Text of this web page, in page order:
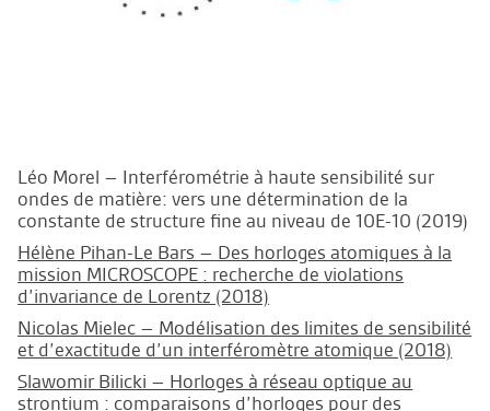
Léo Morel – Interférométrie à haute sensibilité sur
ondes de matière: vers une détermination de la
constante de structure fine au niveau de 10E-10 (2019)
Hélène Pihan-Le Bars – Des horloges atomiques à la
mission MICROSCOPE : recherche de violations
d’invariance de Lorentz (2018)
Nicolas Mielec – Modélisation des limites de sensibilité
et d’exactitude d’un interféromètre atomique (2018)
Slawomir Bilicki – Horloges à réseau optique au
strontium : comparaisons d’horloges pour des